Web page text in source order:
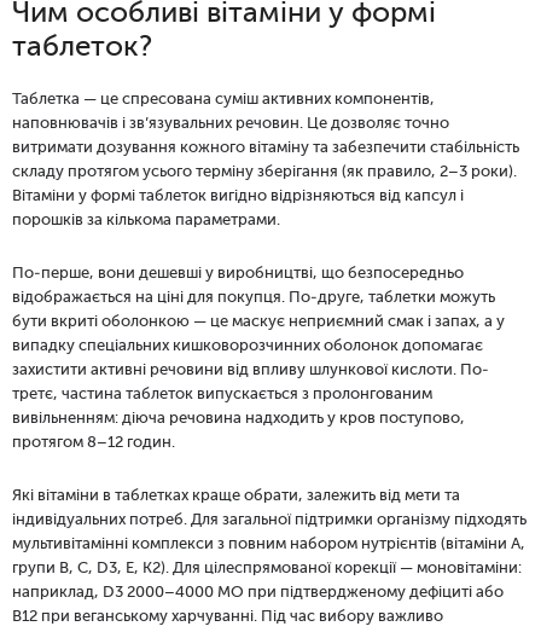
Чим особливі вітаміни у формі
таблеток?
Таблетка — це спресована суміш активних компонентів,
наповнювачів і зв’язувальних речовин. Це дозволяє точно
витримати дозування кожного вітаміну та забезпечити стабільність
складу протягом усього терміну зберігання (як правило, 2–3 роки).
Вітаміни у формі таблеток вигідно відрізняються від капсул і
порошків за кількома параметрами.
По-перше, вони дешевші у виробництві, що безпосередньо
відображається на ціні для покупця. По-друге, таблетки можуть
бути вкриті оболонкою — це маскує неприємний смак і запах, а у
випадку спеціальних кишковорозчинних оболонок допомагає
захистити активні речовини від впливу шлункової кислоти. По-
третє, частина таблеток випускається з пролонгованим
вивільненням: діюча речовина надходить у кров поступово,
протягом 8–12 годин.
Які вітаміни в таблетках краще обрати, залежить від мети та
індивідуальних потреб. Для загальної підтримки організму підходять
мультивітамінні комплекси з повним набором нутрієнтів (вітаміни A,
групи B, C, D3, E, K2). Для цілеспрямованої корекції — моновітаміни:
наприклад, D3 2000–4000 МО при підтвердженому дефіциті або
B12 при веганському харчуванні. Під час вибору важливо